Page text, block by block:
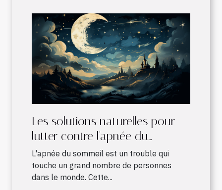
Les solutions naturelles pour
lutter contre l'apnée du
sommeil
L'apnée du sommeil est un trouble qui
touche un grand nombre de personnes
dans le monde. Cette...